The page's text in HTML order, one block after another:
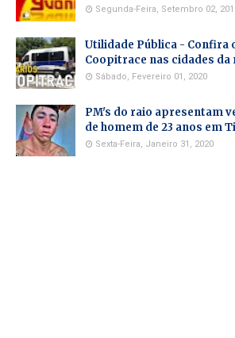
Segunda-Feira, Setembro 02,
Utilidade Pública - Confira
Coopitrace nas cidades da
Sábado, Fevereiro 01, 2020
PM's do raio apresentam
de homem de 23 anos em
Sexta-Feira, Janeiro 31, 2020